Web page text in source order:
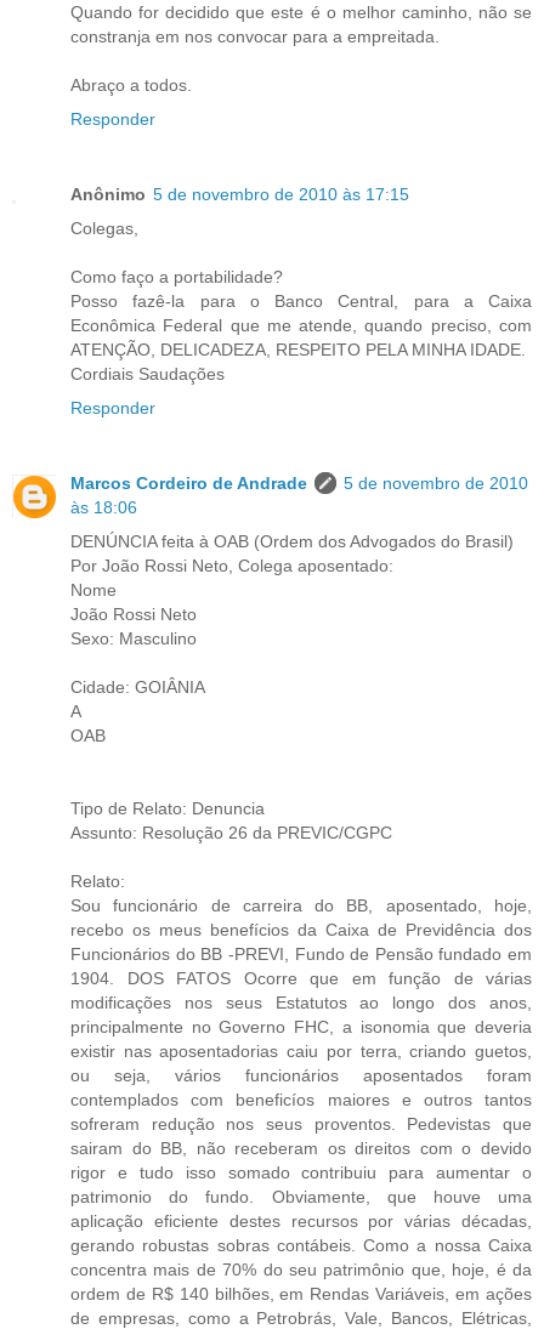
Quando for decidido que este é o melhor caminho, não se
constranja em nos convocar para a empreitada.
Abraço a todos.
Responder
Anônimo 5 de novembro de 2010 às 17:15
Colegas,
Como faço a portabilidade?
Posso fazê-la para o Banco Central, para a Caixa
Econômica Federal que me atende, quando preciso, com
ATENÇÃO, DELICADEZA, RESPEITO PELA MINHA IDADE.
Cordiais Saudações
Responder
Marcos Cordeiro de Andrade
5 de novembro de 2010
às 18:06
DENÚNCIA feita à OAB (Ordem dos Advogados do Brasil)
Por João Rossi Neto, Colega aposentado:
Nome
João Rossi Neto
Sexo: Masculino
Cidade: GOIÂNIA
A
OAB
Tipo de Relato: Denuncia
Assunto: Resolução 26 da PREVIC/CGPC
Relato:
Sou funcionário de carreira do BB, aposentado, hoje,
recebo os meus benefícios da Caixa de Previdência dos
Funcionários do BB -PREVI, Fundo de Pensão fundado em
1904. DOS FATOS Ocorre que em função de várias
modificações nos seus Estatutos ao longo dos anos,
principalmente no Governo FHC, a isonomia que deveria
existir nas aposentadorias caiu por terra, criando guetos,
ou seja, vários funcionários aposentados foram
contemplados com beneficíos maiores e outros tantos
sofreram redução nos seus proventos. Pedevistas que
sairam do BB, não receberam os direitos com o devido
rigor e tudo isso somado contribuiu para aumentar o
patrimonio do fundo. Obviamente, que houve uma
aplicação eficiente destes recursos por várias décadas,
gerando robustas sobras contábeis. Como a nossa Caixa
concentra mais de 70% do seu patrimônio que, hoje, é da
ordem de R$ 140 bilhões, em Rendas Variáveis, em ações
de empresas, como a Petrobrás, Vale, Bancos, Elétricas,